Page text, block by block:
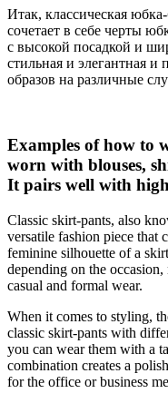
Итак, классическая
сочетает в себе черты
с высокой посадкой и
стильная и элегантная и
образов на различные
Examples of how to
worn with blouses,
It pairs well with
Classic skirt-pants, also
versatile fashion piece that
feminine silhouette of a
depending on the
casual and formal wear.
When it comes to styling,
classic skirt-pants with
you can wear them with a
combination creates a
for the office or business